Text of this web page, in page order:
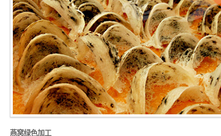
燕窝绿色加工